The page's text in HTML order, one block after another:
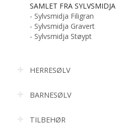
SAMLET FRA SYLVSMIDJA
- Sylvsmidja Filigran
- Sylvsmidja Gravert
- Sylvsmidja Støypt
HERRESØLV
BARNESØLV
TILBEHØR